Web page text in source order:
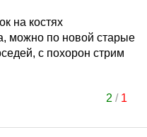
на костях
можно по новой старые
с похорон стрим
2 / 1